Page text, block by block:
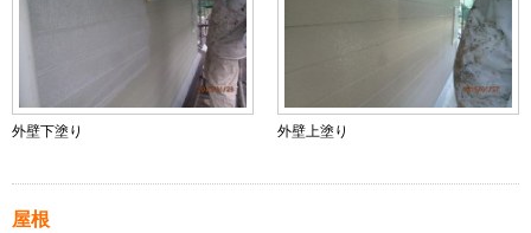
外壁下塗り 外壁上塗り
屋根